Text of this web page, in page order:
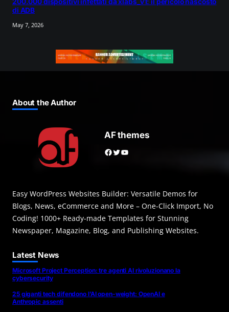
200.000 dispositivi infettati da xlabs_v1: il pericolo nascosto
di ADB
May 7, 2026
About the Author
AF themes
Facebook Twitter YouTube
Easy WordPress Websites Builder: Versatile Demos for
Blogs, News, eCommerce and More – One-Click Import, No
Coding! 1000+ Ready-made Templates for Stunning
Newspaper, Magazine, Blog, and Publishing Websites.
Latest News
Microsoft Project Perception: tre agenti AI rivoluzionano la
cybersecurity
25 giganti tech difendono l’AI open-weight: OpenAI e
Anthropic assenti